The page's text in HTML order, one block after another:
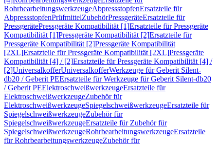
RohrbearbeitungswerkzeugeAbpressstopfenErsatzteile für
AbpressstopfenPrüfmittelZubehörPressgeräteErsatzteile für
PressgerätePressgeräte Kompatibilität [1]Ersatzteile für Pressgeräte
Kompatibilität [1]Pressgeräte Kompatibilität [2]Ersatzteile für
Pressgeräte Kompatibilität [2]Pressgeräte Kompatibilität
[2XL]Ersatzteile für Pressgeräte Kompatibilität [2XL]Pressgeräte
Kompatibilität [4] / [2]Ersatzteile für Pressgeräte Kompatibilität [4] /
[2]UniversalkofferUniversalkofferWerkzeuge für Geberit Silent-
db20 / Geberit PEErsatzteile für Werkzeuge für Geberit Silent-db20
/ Geberit PEElektroschweißwerkzeugeErsatzteile für
ElektroschweißwerkzeugeZubehör für
ElektroschweißwerkzeugeSpiegelschweißwerkzeugeErsatzteile für
SpiegelschweißwerkzeugeZubehör für
SpiegelschweißwerkzeugeErsatzteile für Zubehör für
SpiegelschweißwerkzeugeRohrbearbeitungswerkzeugeErsatzteile
für RohrbearbeitungswerkzeugeZubehör für